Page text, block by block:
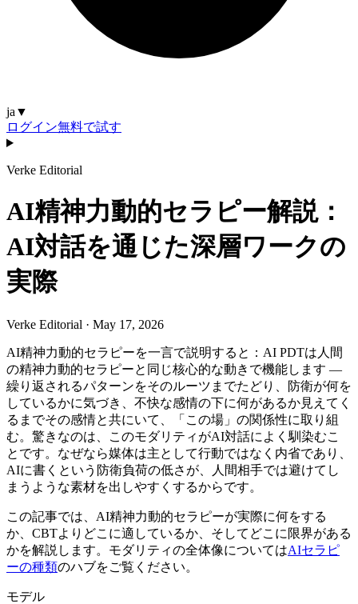
ja ▼
ログイン無料で試す
Verke Editorial
AI精神力動的セラピー解説：
AI対話を通じた深層ワークの
実際
Verke Editorial · May 17, 2026
AI精神力動的セラピーを一言で説明すると：AI PDTは人間
の精神力動的セラピーと同じ核心的な動きで機能します —
繰り返されるパターンをそのルーツまでたどり、防衛が何を
しているかに気づき、不快な感情の下に何があるか見えてく
るまでその感情と共にいて、「この場」の関係性に取り組
む。驚きなのは、このモダリティがAI対話によく馴染むこ
とです。なぜなら媒体は主として行動ではなく内省であり、
AIに書くという防衛負荷の低さが、人間相手では避けてし
まうような素材を出しやすくするからです。
この記事では、AI精神力動的セラピーが実際に何をする
か、CBTよりどこに適しているか、そしてどこに限界がある
かを解説します。モダリティの全体像についてはAIセラピ
ーの種類のハブをご覧ください。
モデル